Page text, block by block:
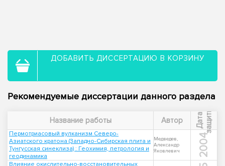
ДОБАВИТЬ ДИССЕРТАЦИЮ В КОРЗИНУ
Рекомендуемые диссертации данного раздела
Название работы Автор Д
а
т
а
з
а
щ
и
т ы
Пермотриасовый вулканизм Северо-
Азиатского кратона (Западно-Сибирская плита и
Тунгусская синеклиза) : Геохимия, петрология и
геодинамика
Медведев,
Александр
Яковлевич
2004
Влияние окислительно-восстановительных